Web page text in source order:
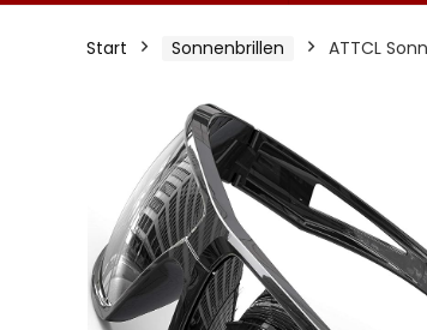
Start Sonnenbrillen ATTCL